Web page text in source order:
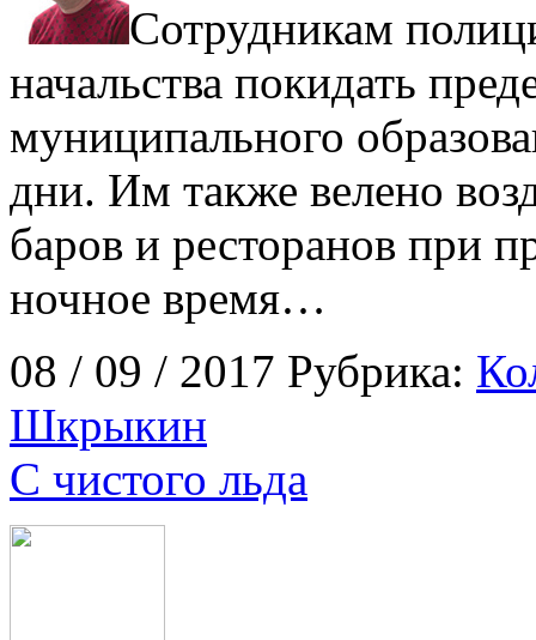
Сотрудникам
начальства покидать
муниципального
дни. Им также велено
баров и ресторанов при
ночное время…
08 / 09 / 2017 Рубрика:
Шкрыкин
С чистого льда